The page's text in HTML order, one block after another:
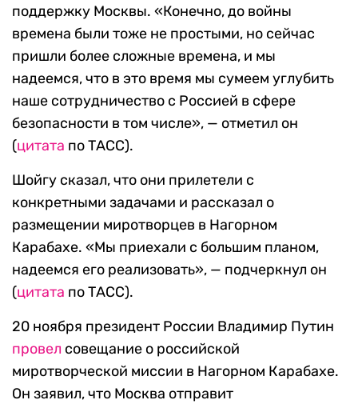
поддержку Москвы. «Конечно, до войны
времена были тоже не простыми, но сейчас
пришли более сложные времена, и мы
надеемся, что в это время мы сумеем углубить
наше сотрудничество с Россией в сфере
безопасности в том числе», — отметил он
(цитата по ТАСС).
Шойгу сказал, что они прилетели с
конкретными задачами и рассказал о
размещении миротворцев в Нагорном
Карабахе. «Мы приехали с большим планом,
надеемся его реализовать», — подчеркнул он
(цитата по ТАСС).
20 ноября президент России Владимир Путин
провел совещание о российской
миротворческой миссии в Нагорном Карабахе.
Он заявил, что Москва отправит